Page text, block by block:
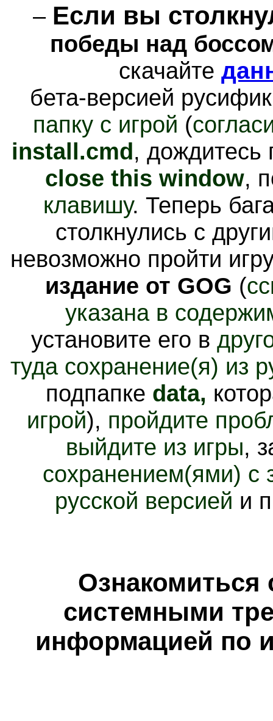
– Если вы
победы над
скачайте
бета-версией
папку с игрой (
install.cmd,
close this window,
клавишу. Теперь
столкнулись с
невозможно пройти
издание от GOG (
указана в
установите его в
туда сохранение(я) из
подпапке data,
игрой), пройдите
выйдите из игры,
сохранением(ями) с
русской версией и
Ознакомиться
системными
информацией по